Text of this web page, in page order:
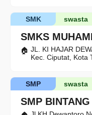
SMKS
swasta
SMK
JL. KI HAJAR
Kec. Ciputat, Kota
SMP
swasta
SMP